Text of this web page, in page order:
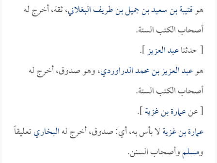
هوقتيبة بن سعيد بن جميل بن طريف البغلاني، ثقة، أخرج له
أصحاب الكتب الستة.
[ حدثناعبد العزيز].
هوعبد العزيز بن محمد الدراوردي، وهو صدوق، أخرج له
أصحاب الكتب الستة.
[ عنعمارة بن غزية].
عمارة بن غزيةلا بأس به، أي: صدوق، أخرج لهالبخاريتعليقاً
ومسلموأصحاب السنن.